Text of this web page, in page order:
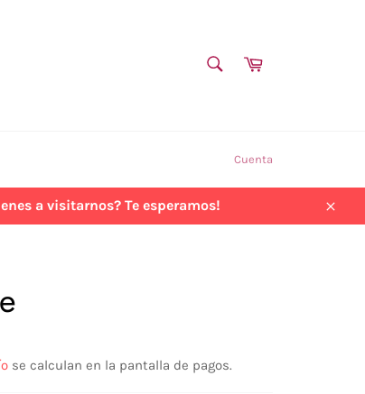
Carrito
Cuenta
a visitarnos? Te esperamos!
se calculan en la pantalla de pagos.